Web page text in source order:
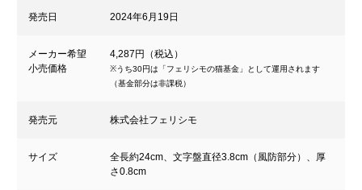
発売日 2024年6月19日
メーカー希望
小売価格
4,287円（税込）
※うち30円は「フェリシモの猫基金」として運用されます
（基金部分は非課税）
発売元 株式会社フェリシモ
サイズ
全長約24cm、文字盤直径3.8cm（風防部分）、厚
さ0.8cm